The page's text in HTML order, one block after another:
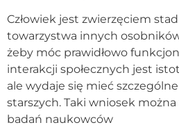
Człowiek jest zwierzęciem
towarzystwa innych
żeby móc prawidłowo
interakcji społecznych jest
ale wydaje się mieć
starszych. Taki wniosek
badań naukowców